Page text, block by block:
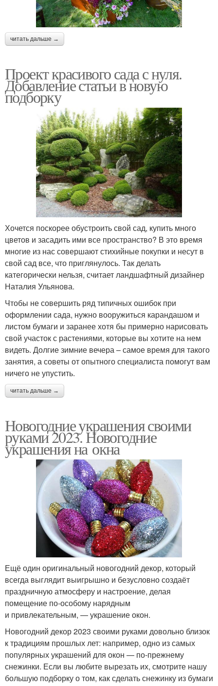
читать дальше →
Проект красивого сада с нуля.
Добавление статьи в новую
подборку
Хочется поскорее обустроить свой сад, купить много
цветов и засадить ими все пространство? В это время
многие из нас совершают стихийные покупки и несут в
свой сад все, что приглянулось. Так делать
категорически нельзя, считает ландшафтный дизайнер
Наталия Ульянова.
Чтобы не совершить ряд типичных ошибок при
оформлении сада, нужно вооружиться карандашом и
листом бумаги и заранее хотя бы примерно нарисовать
свой участок с растениями, которые вы хотите на нем
видеть. Долгие зимние вечера – самое время для такого
занятия, а советы от опытного специалиста помогут вам
ничего не упустить.
читать дальше →
Новогодние украшения своими
руками 2023. Новогодние
украшения на окна
Ещё один оригинальный новогодний декор, который
всегда выглядит выигрышно и безусловно создаёт
праздничную атмосферу и настроение, делая
помещение по‑особому нарядным
и привлекательным, — украшение окон.
Новогодний декор 2023 своими руками довольно близок
к традициям прошлых лет: например, одно из самых
популярных украшений для окон — по‑прежнему
снежинки. Если вы любите вырезать их, смотрите нашу
большую подборку о том, как сделать снежинку из бумаги